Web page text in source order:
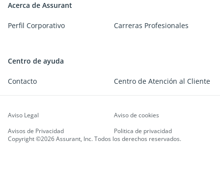
Acerca de Assurant
Perfil Corporativo Carreras Profesionales
Centro de ayuda
Contacto Centro de Atención al Cliente
Copyright ©2026 Assurant, Inc. Todos los derechos reservados.
Aviso Legal
Aviso de cookies
Avisos de Privacidad
Politica de privacidad